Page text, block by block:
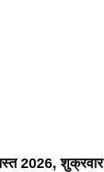
2026, शुक्रवार